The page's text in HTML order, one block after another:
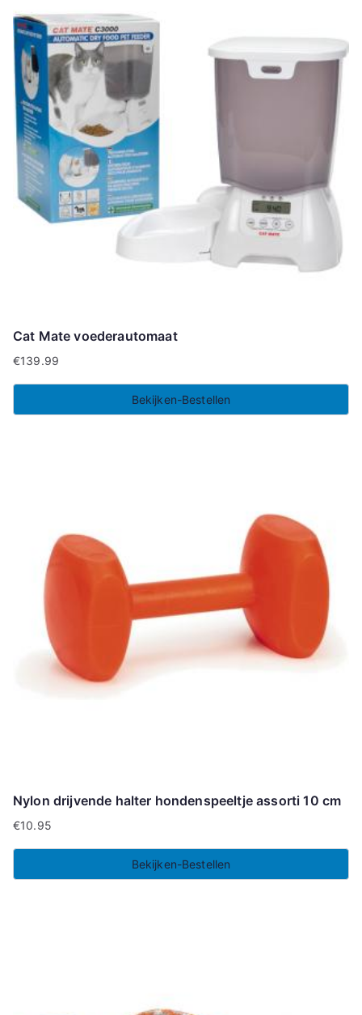
Cat Mate voederautomaat
€139.99
Bekijken-Bestellen
Nylon drijvende halter hondenspeeltje assorti 10 cm
€10.95
Bekijken-Bestellen